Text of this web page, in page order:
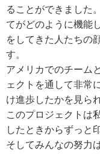
ることができました
てがどのように機能
をしてきた人たちの
す。
アメリカでのチーム
ェクトを通して非常
け進歩したかを見ら
このプロジェクトは
したときからずっと
そしてみんなの努力